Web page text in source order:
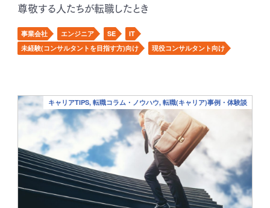
尊敬する人たちが転職したとき
事業会社 エンジニア SE
IT
未経験(コンサルタントを目指す方)向け
現役コンサルタント向け
キャリアTIPS, 転職コラム・ノウハウ, 転職(キャリア)事例・体験談